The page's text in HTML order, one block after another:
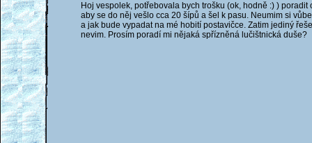
Hoj vespolek, potřebovala bych trošku (ok, hodně :) )
aby se do něj vešlo cca 20 šípů a šel k pasu. Neumim si
a jak bude vypadat na mé hobití postavičce. Zatim jediný
nevim. Prosím poradí mi nějaká spřízněná lučištnická duše?